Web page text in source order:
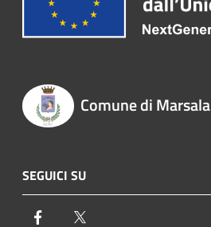
Comune di Marsala
SEGUICI SU
Facebook